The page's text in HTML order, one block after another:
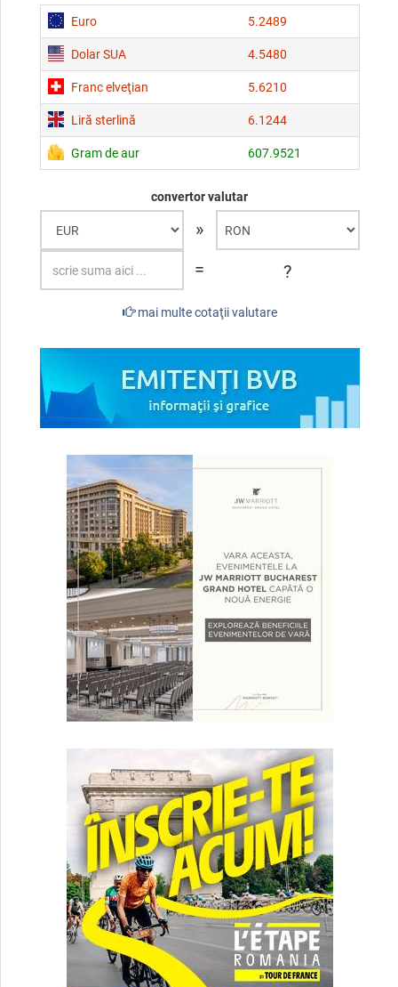
Euro 5.2489
Dolar SUA 4.5480
Franc elveţian 5.6210
Liră sterlină 6.1244
Gram de aur 607.9521
convertor valutar
»
=
?
mai multe cotaţii valutare